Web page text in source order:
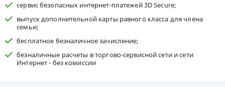
сервис безопасных интернет-платежей 3D Secure;
выпуск дополнительной карты равного класса для члена
семьи;
бесплатное безналичное зачисление;
безналичные расчеты в торгово-сервисной сети и сети
Интернет - без комиссии